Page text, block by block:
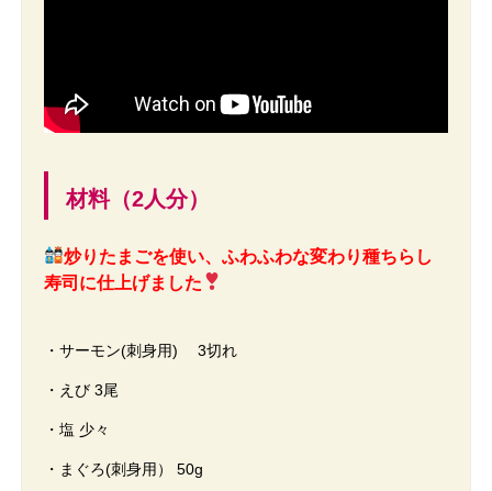
材料（2人分）
炒りたまごを使い、ふわふわな変わり種ちらし
寿司に仕上げました
・サーモン(刺身用) 3切れ
・えび 3尾
・塩 少々
・まぐろ(刺身用） 50g